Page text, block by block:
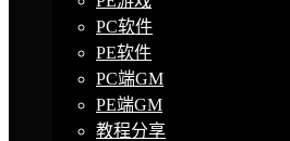
PC软件
PE软件
PC端GM
PE端GM
教程分享